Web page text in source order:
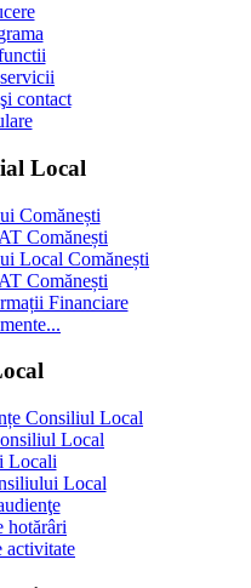
contact
Local
Comănești
Comănești
Local Comănești
Comănești
Financiare
Consiliul Local
Local
Locali
Local
hotărâri
activitate